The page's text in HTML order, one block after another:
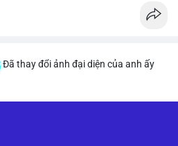
Đã thay đổi ảnh đại diện của anh ấy